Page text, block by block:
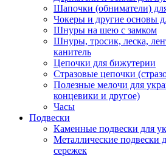
Шапочки (обниматели)
Чокеры и другие основы
Шнуры на шею с замком
Шнуры, тросик, леска,
канитель
Цепочки для бижутерии
Стразовые цепочки
Полезные мелочи для
концевики и другое)
Часы
Подвески
Каменные подвески для
Металлические подвески
сережек